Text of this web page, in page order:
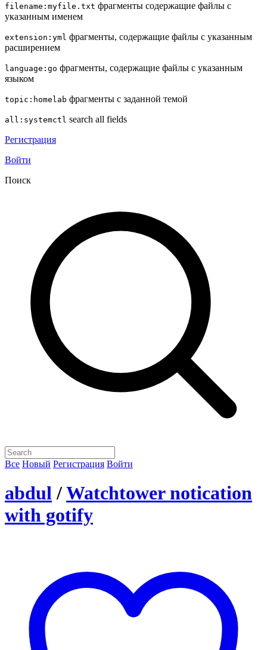
filename:myfile.txt фрагменты содержащие файлы с
указанным именем
extension:yml фрагменты, содержащие файлы с указанным
расширением
language:go фрагменты, содержащие файлы с указанным
языком
topic:homelab фрагменты с заданной темой
all:systemctl search all fields
Регистрация
Войти
Поиск
Все Новый Регистрация Войти
abdul /Watchtower notication
with gotify